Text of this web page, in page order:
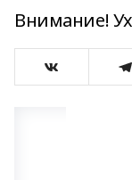
Внимание!